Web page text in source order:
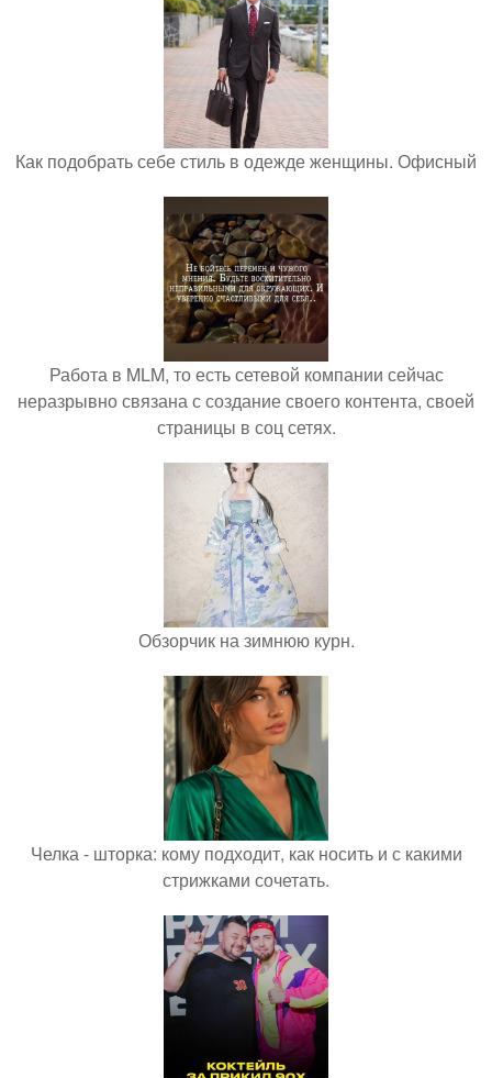
Как подобрать себе стиль в одежде женщины. Офисный
Работа в MLM, то есть сетевой компании сейчас
неразрывно связана с создание своего контента, своей
страницы в соц сетях.
Обзорчик на зимнюю курн.
Челка - шторка: кому подходит, как носить и с какими
стрижками сочетать.